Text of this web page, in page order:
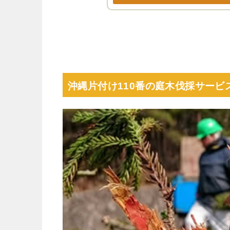
沖縄片付け110番の庭木伐採サービ